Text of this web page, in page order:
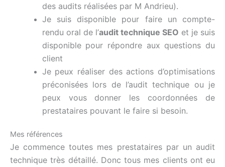
des audits réalisées par M Andrieu).
Je suis disponible pour faire un compte-
rendu oral de l’audit technique SEO et je suis
disponible pour répondre aux questions du
client
Je peux réaliser des actions d’optimisations
préconisées lors de l’audit technique ou je
peux vous donner les coordonnées de
prestataires pouvant le faire si besoin.
Mes références
Je commence toutes mes prestataires par un audit
technique très détaillé. Donc tous mes clients ont eu